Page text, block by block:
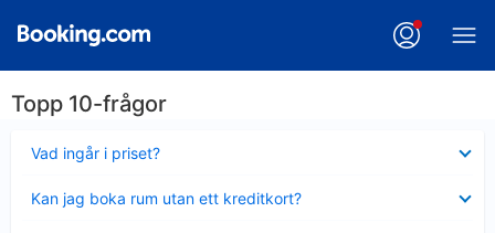
Topp 10-frågor
Vad ingår i priset?
mindre
Kan jag boka rum utan ett kreditkort?
mindre